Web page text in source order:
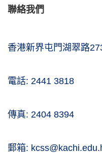
聯絡我們
香港新界屯門湖翠路
電話: 2441 3818
傳真: 2404 8394
郵箱: